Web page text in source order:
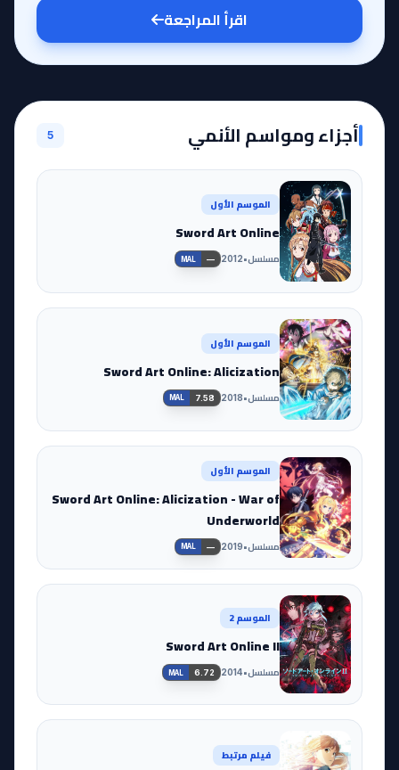
اقرأ المراجعة
أجزاء ومواسم الأنمي 5
الموسم الأول
Sword Art Online
مسلسل•
2012
MAL —
الموسم الأول
Sword Art Online: Alicization
مسلسل•
2018
MAL 7.58
الموسم الأول
Sword Art Online: Alicization - War of
Underworld
مسلسل•
2019
MAL —
الموسم 2
Sword Art Online II
مسلسل•
2014
MAL 6.72
فيلم مرتبط